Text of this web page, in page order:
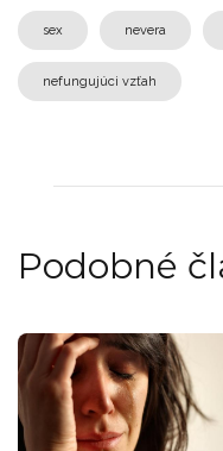
sex nevera
nefungujúci vzťah
Podobné